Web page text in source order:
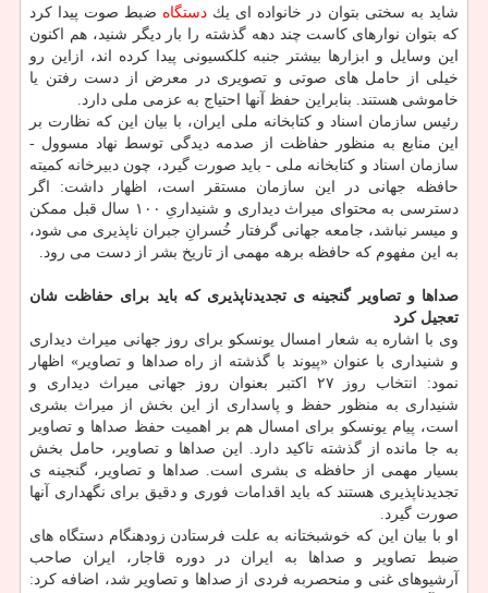
شاید به سختی بتوان در خانواده ای یكدستگاه ضبط صوت پیدا كرد
كه بتوان نوارهای كاست چند دهه گذشته را بار دیگر شنید، هم اكنون
این وسایل و ابزارها بیشتر جنبه كلكسیونی پیدا كرده اند، ازاین رو
خیلی از حامل های صوتی و تصویری در معرض از دست رفتن یا
خاموشی هستند. بنابراین حفظ آنها احتیاج به عزمی ملی دارد.
رئیس سازمان اسناد و كتابخانه ملی ایران، با بیان این كه نظارت بر
این منابع به منظور حفاظت از صدمه دیدگی توسط نهاد مسوول -
سازمان اسناد و كتابخانه ملی - باید صورت گیرد، چون دبیرخانه كمیته
حافظه جهانی در این سازمان مستقر است، اظهار داشت: اگر
دسترسی به محتوای میراث دیداری و شنیداریِ ۱۰۰ سال قبل ممكن
و میسر نباشد، جامعه جهانی گرفتار خُسرانِ جبران ناپذیری می شود،
به این مفهوم كه حافظه برهه مهمی از تاریخ بشر از دست می رود.
صداها و تصاویر گنجینه ی تجدیدناپذیری كه باید برای حفاظت شان
تعجیل كرد
وی با اشاره به شعار امسال یونسكو برای روز جهانی میراث دیداری
و شنیداری با عنوان «پیوند با گذشته از راه صداها و تصاویر» اظهار
نمود: انتخاب روز ۲۷ اكتبر بعنوان روز جهانی میراث دیداری و
شنیداری به منظور حفظ و پاسداری از این بخش از میراث بشری
است، پیام یونسكو برای امسال هم بر اهمیت حفظ صداها و تصاویر
به جا مانده از گذشته تاكید دارد. این صداها و تصاویر، حامل بخش
بسیار مهمی از حافظه ی بشری است. صداها و تصاویر، گنجینه ی
تجدیدناپذیری هستند كه باید اقدامات فوری و دقیق برای نگهداری آنها
صورت گیرد.
او با بیان این كه خوشبختانه به علت فرستادن زودهنگام دستگاه های
ضبط تصاویر و صداها به ایران در دوره قاجار، ایران صاحب
آرشیوهای غنی و منحصربه فردی از صداها و تصاویر شد، اضافه كرد: